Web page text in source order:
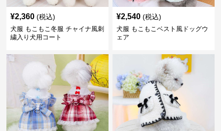
¥2,360 (税込)
犬服 もこもこ冬服 チャイナ風刺
繍入り犬用コート
¥2,540 (税込)
犬服 もこもこベスト風ドッグウ
ェア